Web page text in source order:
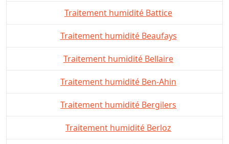
Traitement humidité Battice
Traitement humidité Beaufays
Traitement humidité Bellaire
Traitement humidité Ben-Ahin
Traitement humidité Bergilers
Traitement humidité Berloz